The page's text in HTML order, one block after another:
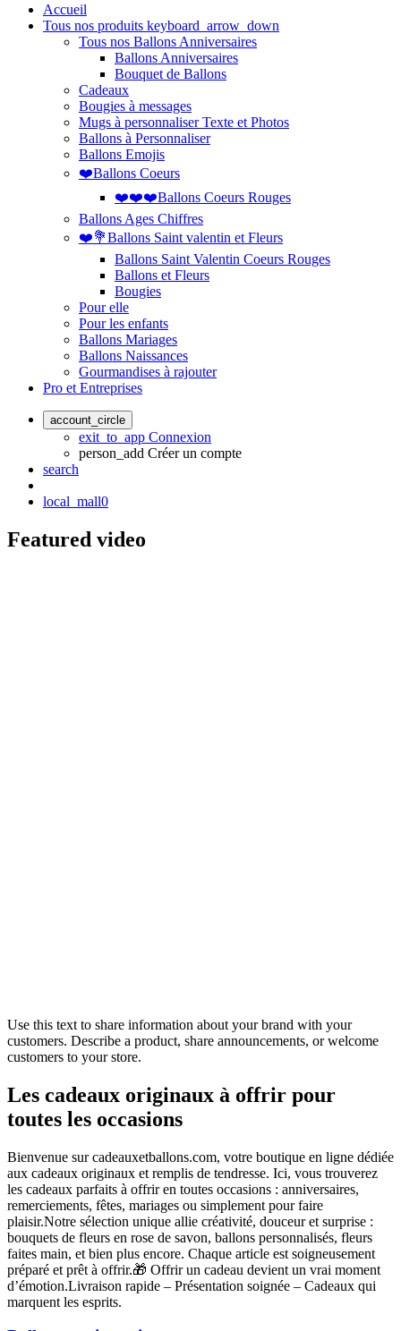
Accueil
Tous nos produits keyboard_arrow_down
Tous nos Ballons Anniversaires
Ballons Anniversaires
Bouquet de Ballons
Cadeaux
Bougies à messages
Mugs à personnaliser Texte et Photos
Ballons à Personnaliser
Ballons Emojis
❤️Ballons Coeurs
❤️❤️❤️Ballons Coeurs Rouges
Ballons Ages Chiffres
❤️💐Ballons Saint valentin et Fleurs
Ballons Saint Valentin Coeurs Rouges
Ballons et Fleurs
Bougies
Pour elle
Pour les enfants
Ballons Mariages
Ballons Naissances
Gourmandises à rajouter
Pro et Entreprises
account_circle
exit_to_app Connexion
person_add Créer un compte
search
local_mall0
Featured video
Use this text to share information about your brand with your
customers. Describe a product, share announcements, or welcome
customers to your store.
Les cadeaux originaux à offrir pour
toutes les occasions
Bienvenue sur cadeauxetballons.com, votre boutique en ligne dédiée
aux cadeaux originaux et remplis de tendresse. Ici, vous trouverez
les cadeaux parfaits à offrir en toutes occasions : anniversaires,
remerciements, fêtes, mariages ou simplement pour faire
plaisir.Notre sélection unique allie créativité, douceur et surprise :
bouquets de fleurs en rose de savon, ballons personnalisés, fleurs
faites main, et bien plus encore. Chaque article est soigneusement
préparé et prêt à offrir.🎁 Offrir un cadeau devient un vrai moment
d’émotion.Livraison rapide – Présentation soignée – Cadeaux qui
marquent les esprits.